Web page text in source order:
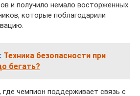
и получило немало восторженных
которые поблагодарили
Техника безопасности при
бегать?
чемпион поддерживает связь с